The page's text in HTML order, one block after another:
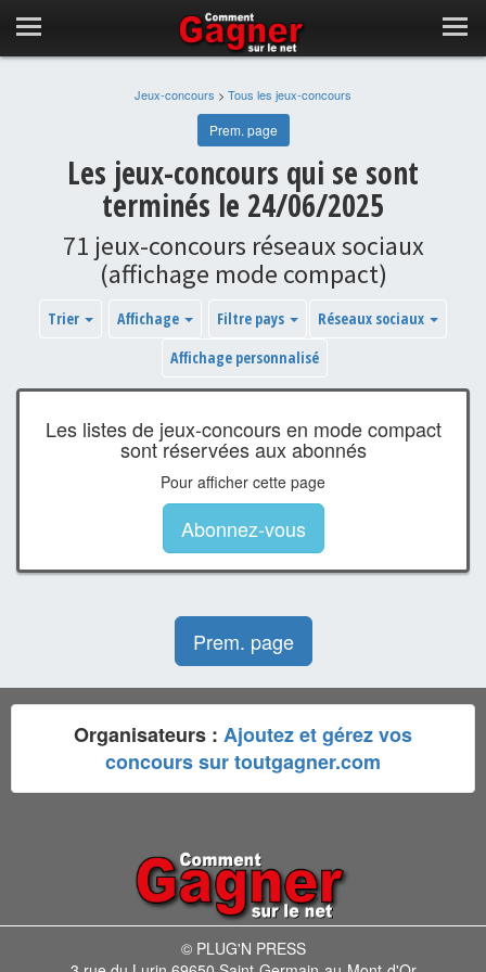
Jeux-concours > Tous les jeux-concours
Prem. page
Les jeux-concours qui se sont
terminés le 24/06/2025
71 jeux-concours réseaux sociaux
(affichage mode compact)
Trier Affichage Filtre pays
Réseaux sociaux
Affichage personnalisé
Les listes de jeux-concours en mode compact
sont réservées aux abonnés
Pour afficher cette page
Abonnez-vous
Prem. page
Organisateurs : Ajoutez et gérez vos
concours sur toutgagner.com
© PLUG'N PRESS